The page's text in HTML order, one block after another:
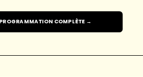
COMPLÈTE →